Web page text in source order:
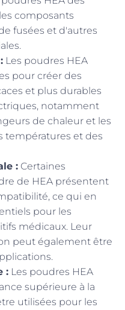
composants
fusées et d'autres
Les poudres HEA
pour créer des
et plus durables
notamment
de chaleur et les
températures et des
: Certaines
de HEA présentent
ce qui en
pour les
médicaux. Leur
peut également être
: Les poudres HEA
supérieure à la
utilisées pour les